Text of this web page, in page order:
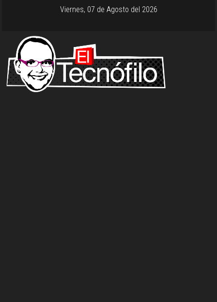
Viernes, 07 de Agosto del 2026